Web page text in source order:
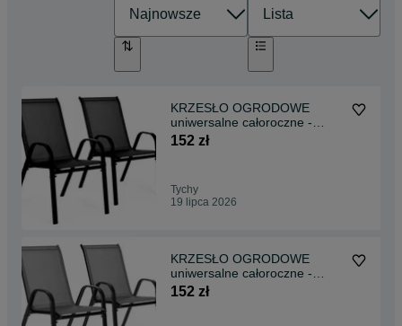
KRZESŁO OGRODOWE
uniwersalne całoroczne -
komplet 2 szt. CZARNE
152 zł
Tychy
19 lipca 2026
KRZESŁO OGRODOWE
uniwersalne całoroczne -
komplet 2 szt. SZARE
152 zł